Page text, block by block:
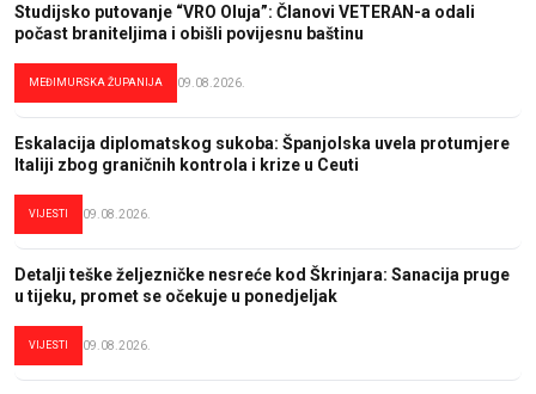
Studijsko putovanje “VRO Oluja”: Članovi VETERAN-a odali
počast braniteljima i obišli povijesnu baštinu
MEĐIMURSKA ŽUPANIJA 09.08.2026.
Eskalacija diplomatskog sukoba: Španjolska uvela protumjere
Italiji zbog graničnih kontrola i krize u Ceuti
VIJESTI 09.08.2026.
Detalji teške željezničke nesreće kod Škrinjara: Sanacija pruge
u tijeku, promet se očekuje u ponedjeljak
VIJESTI 09.08.2026.